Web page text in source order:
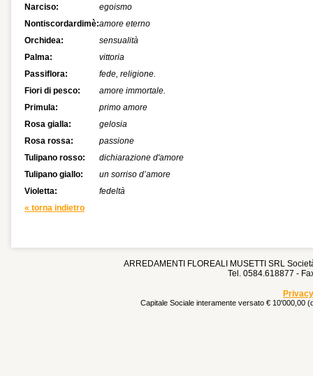
Narciso:
egoismo
Nontiscordardimè:amore eterno
Orchidea:
sensualità
Palma:
vittoria
Passiflora:
fede, religione.
Fiori di pesco:
amore immortale.
Primula:
primo amore
Rosa gialla:
gelosia
Rosa rossa:
passione
Tulipano rosso:
dichiarazione d'amore
Tulipano giallo:
un sorriso d’amore
Violetta:
fedeltà
« torna indietro
ARREDAMENTI FLOREALI MUSETTI SRL
Tel. 0584.618877 -
Capitale Sociale interamente versato € 10'000,00